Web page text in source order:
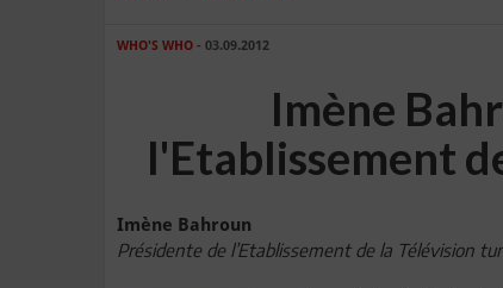
WHO'S WHO - 03.09.2012
Imène
l'Etablissement
Imène Bahroun
Présidente de l’Etablissement de la Télévision